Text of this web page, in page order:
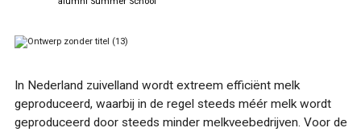
In Nederland zuivelland wordt extreem efficiënt melk
geproduceerd, waarbij in de regel steeds méér melk wordt
geproduceerd door steeds minder melkveebedrijven. Voor de